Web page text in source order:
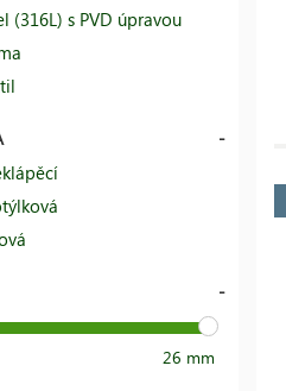
(316L) s PVD úpravou
26 mm